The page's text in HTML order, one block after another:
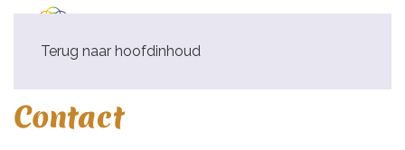
Terug naar hoofdinhoud
Contact